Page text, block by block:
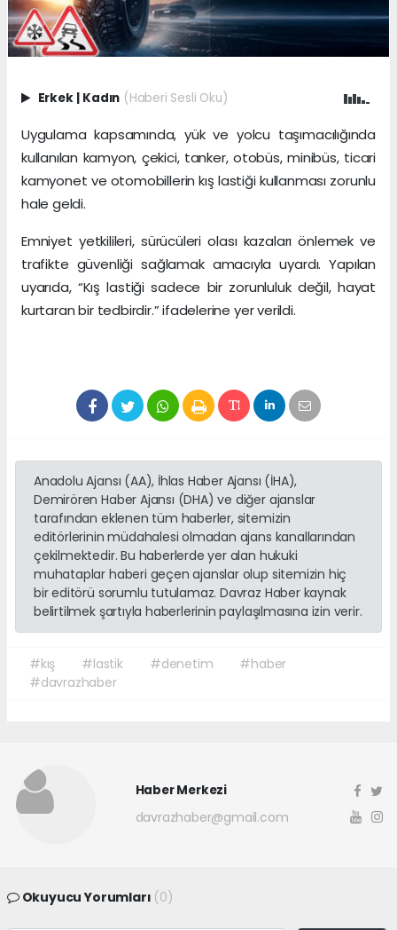
Erkek | Kadın (Haberi Sesli Oku)
Uygulama kapsamında, yük ve yolcu taşımacılığında
kullanılan kamyon, çekici, tanker, otobüs, minibüs, ticari
kamyonet ve otomobillerin kış lastiği kullanması zorunlu
hale geldi.
Emniyet yetkilileri, sürücüleri olası kazaları önlemek ve
trafikte güvenliği sağlamak amacıyla uyardı. Yapılan
uyarıda, “Kış lastiği sadece bir zorunluluk değil, hayat
kurtaran bir tedbirdir.” ifadelerine yer verildi.
Anadolu Ajansı (AA), İhlas Haber Ajansı (İHA),
Demirören Haber Ajansı (DHA) ve diğer ajanslar
tarafından eklenen tüm haberler, sitemizin
editörlerinin müdahalesi olmadan ajans kanallarından
çekilmektedir. Bu haberlerde yer alan hukuki
muhataplar haberi geçen ajanslar olup sitemizin hiç
bir editörü sorumlu tutulamaz. Davraz Haber kaynak
belirtilmek şartıyla haberlerinin paylaşılmasına izin verir.
#kış #lastik #denetim
#haber
#davrazhaber
Haber Merkezi
davrazhaber@gmail.com
Okuyucu Yorumları (0)